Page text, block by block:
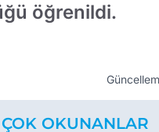
öğrenildi.
ÇOK OKUNANLAR